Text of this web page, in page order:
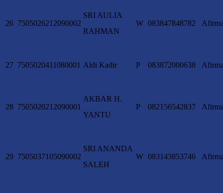
26 7505026212090002
SRI AULIA
RAHMAN
W 083847848782
27 7505020411080001 Aldi Kadir P 083872000638
28 7505020212090001
AKBAR H.
YANTU
P 082156542837
29 7505037105090002
SRI ANANDA
SALEH
W 083143853746